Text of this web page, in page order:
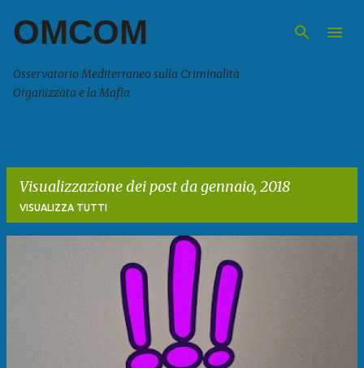
Passa ai contenuti principali
OMCOM
Osservatorio Mediterraneo sulla Criminalità
Organizzata e la Mafia
Visualizzazione dei post da gennaio, 2018
VISUALIZZA TUTTI